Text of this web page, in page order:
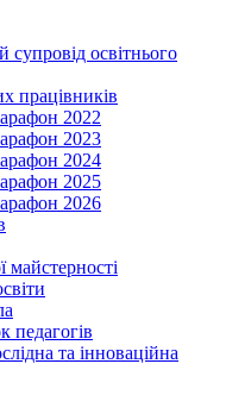
освітнього
працівників
2022
2023
2024
2025
2026
майстерності
педагогів
та інноваційна